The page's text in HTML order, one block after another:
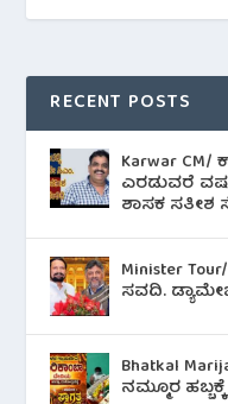
RECENT POSTS
Karwar
ಎರಡುವರೆ
ಶಾಸಕ ಸತೀಶ
Minister
ಸವದಿ.
Bhatkal
ನಮ್ಮೂರ